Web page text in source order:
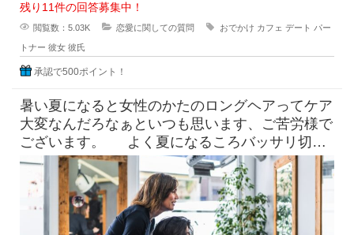
残り11件の回答募集中！
閲覧数：5.03K 恋愛に関しての質問 おでかけ カフェ デート パー
トナー 彼女 彼氏
承認で500ポイント！
暑い夏になると女性のかたのロングヘアってケア
大変なんだろなぁといつも思います、ご苦労様で
ございます。 よく夏になるころバッサリ切っ
たらどうなのよって言っ